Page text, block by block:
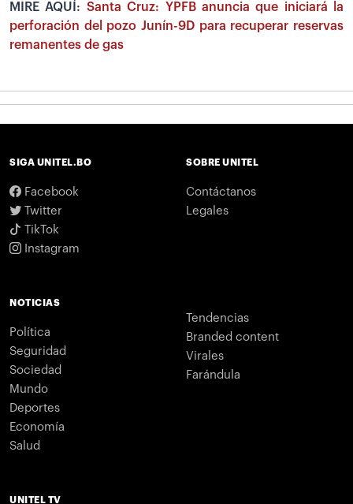
MIRE AQUÍ: Santa Cruz: YPFB anuncia que iniciará la
perforación del pozo Junín-9D para recuperar reservas
remanentes de gas
SIGA UNITEL.BO
Facebook
Twitter
TikTok
Instagram
SOBRE UNITEL
Contáctanos
Legales
NOTICIAS
Política
Seguridad
Sociedad
Mundo
Deportes
Economía
Salud
Tendencias
Branded content
Virales
Farándula
UNITEL TV